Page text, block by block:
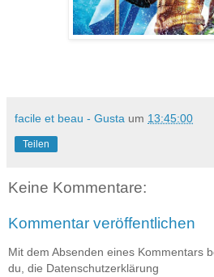
facile et beau - Gusta um 13:45:00
Teilen
Keine Kommentare:
Kommentar veröffentlichen
Mit dem Absenden eines Kommentars
du, die Datenschutzerklärung